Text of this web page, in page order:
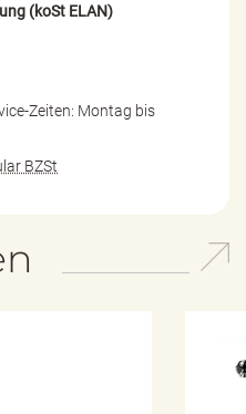
(koSt ELAN)
Zeiten: Montag bis
BZSt